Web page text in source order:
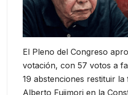
El Pleno del Congreso
votación, con 57 votos a
19 abstenciones restituir
Alberto Fujimori en la